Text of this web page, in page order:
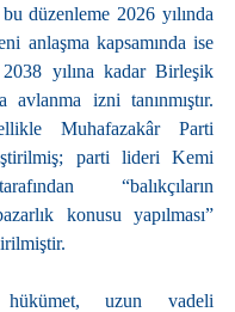
düzenleme 2026 yılında
anlaşma kapsamında ise
yılına kadar Birleşik
avlanma izni tanınmıştır.
Muhafazakâr Parti
parti lideri Kemi
“balıkçıların
konusu yapılması”
uzun vadeli